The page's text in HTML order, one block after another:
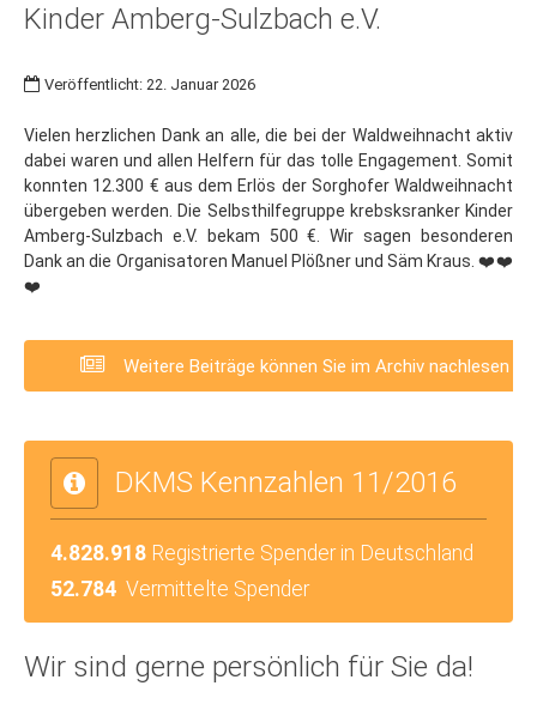
Kinder Amberg-Sulzbach e.V.
Veröffentlicht: 22. Januar 2026
Vielen herzlichen Dank an alle, die bei der Waldweihnacht aktiv
dabei waren und allen Helfern für das tolle Engagement. Somit
konnten 12.300 € aus dem Erlös der Sorghofer Waldweihnacht
übergeben werden. Die Selbsthilfegruppe krebsksranker Kinder
Amberg-Sulzbach e.V. bekam 500 €. Wir sagen besonderen
Dank an die Organisatoren Manuel Plößner und Säm Kraus. ❤️❤️
❤️
Weitere Beiträge können Sie im Archiv nachlesen
DKMS Kennzahlen 11/2016
4.828.918 Registrierte Spender in Deutschland
52.784 Vermittelte Spender
Wir sind gerne persönlich für Sie da!